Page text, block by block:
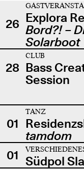
26 Explora
Bord?! –
Solarboot
28
CLUB
Bass
Session
01
TANZ
tamdom
01 Südpol